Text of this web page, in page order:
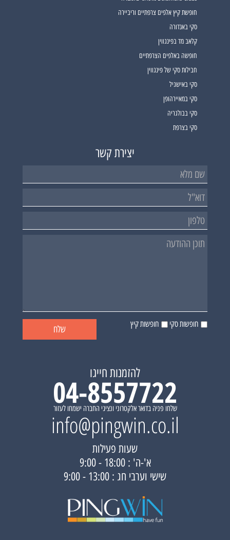
חופשת קיץ אלפים צרפתיים וריביירה
סקי באנדורה
קלאב מד בפינגווין
חופשה באלפים הצרפתיים
חבילות סקי של פינגווין
סקי באישגיל
סקי במאיירהופן
סקי בבולגריה
סקי בצרפת
יצירת קשר
חופשות סקי חופשות קיץ
להזמנות חייגו
04-8557722
שלחו פניה בדואר אלקטרוני ונציגי החברה ישמחו לעזור
info@pingwin.co.il
שעות פעילות
א'-ה' : 18:00 - 9:00
שישי וערבי חג : 13:00 - 9:00